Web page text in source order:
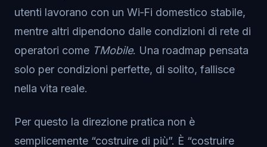
utenti lavorano con un Wi‑Fi domestico stabile,
mentre altri dipendono dalle condizioni di rete di
operatori come TMobile. Una roadmap pensata
solo per condizioni perfette, di solito, fallisce
nella vita reale.
Per questo la direzione pratica non è
semplicemente “costruire di più”. È “costruire